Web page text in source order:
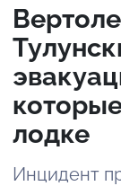
лодке
Инцидент